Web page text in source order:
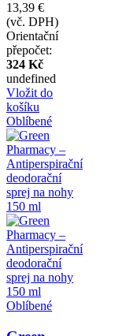
13,39 €
(vč. DPH)
Orientační
přepočet:
324 Kč
undefined
Vložit do
košíku
Oblíbené
Oblíbené